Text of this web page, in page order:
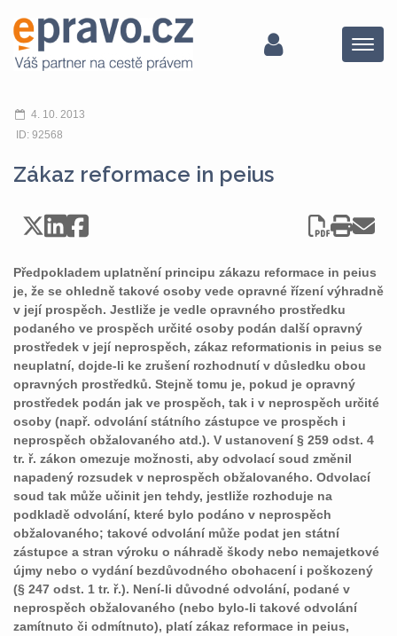
Menu
4. 10. 2013
ID: 92568
Zákaz reformace in peius
Předpokladem uplatnění principu zákazu reformace in peius
je, že se ohledně takové osoby vede opravné řízení výhradně
v její prospěch. Jestliže je vedle opravného prostředku
podaného ve prospěch určité osoby podán další opravný
prostředek v její neprospěch, zákaz reformationis in peius se
neuplatní, dojde-li ke zrušení rozhodnutí v důsledku obou
opravných prostředků. Stejně tomu je, pokud je opravný
prostředek podán jak ve prospěch, tak i v neprospěch určité
osoby (např. odvolání státního zástupce ve prospěch i
neprospěch obžalovaného atd.). V ustanovení § 259 odst. 4
tr. ř. zákon omezuje možnosti, aby odvolací soud změnil
napadený rozsudek v neprospěch obžalovaného. Odvolací
soud tak může učinit jen tehdy, jestliže rozhoduje na
podkladě odvolání, které bylo podáno v neprospěch
obžalovaného; takové odvolání může podat jen státní
zástupce a stran výroku o náhradě škody nebo nemajetkové
újmy nebo o vydání bezdůvodného obohacení i poškozený
(§ 247 odst. 1 tr. ř.). Není-li důvodné odvolání, podané v
neprospěch obžalovaného (nebo bylo-li takové odvolání
zamítnuto či odmítnuto), platí zákaz reformace in peius,